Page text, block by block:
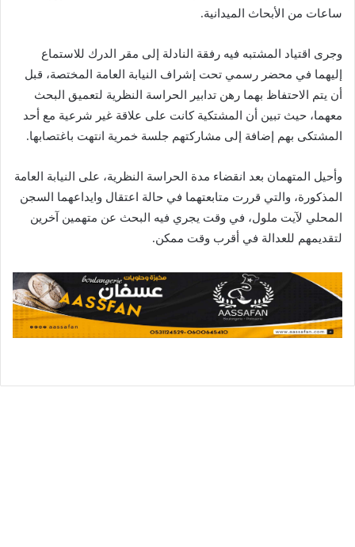
ساعات من الأبحاث الميدانية.
وجرى اقتياد المشتبه فيه رفقة النادلة إلى مقر الدرك للاستماع
إليهما في محضر رسمي تحت إشراف النيابة العامة المختصة، قبل
أن يتم الاحتفاظ بهما رهن تدابير الحراسة النظرية لتعميق البحث
معهما، حيث تبين أن المشتكية كانت على علاقة غير شرعية مع أحد
المشتكى بهم إضافة إلى مشاركتهم جلسة خمرية انتهت باغتصابها.
وأحيل المتهمان بعد انقضاء مدة الحراسة النظرية، على النيابة العامة
المذكورة، والتي قررت متابعتهما في حالة اعتقال وايداعهما السجن
المحلي لآيت ملول، في وقت يجري فيه البحث عن متهمين آخرين
لتقديمهم للعدالة في أقرب وقت ممكن.